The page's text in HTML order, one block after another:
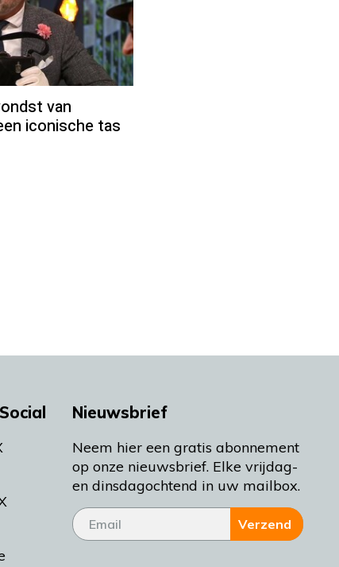
van
iconische tas
Nieuwsbrief
Neem hier een gratis abonnement
op onze nieuwsbrief. Elke vrijdag-
en dinsdagochtend in uw mailbox.
Verzend